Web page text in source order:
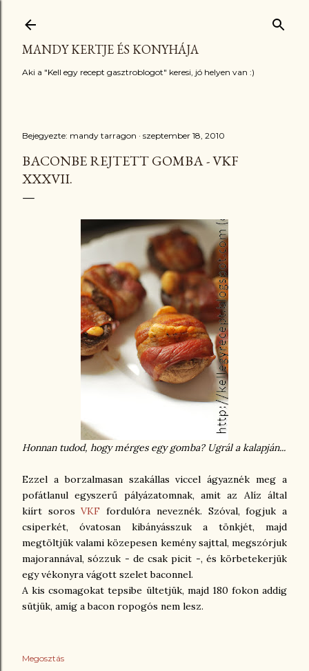
MANDY KERTJE ÉS KONYHÁJA
Aki a "Kell egy recept gasztroblogot" keresi, jó helyen van :)
Bejegyezte: mandy tarragon szeptember 18, 2010
BACONBE REJTETT GOMBA - VKF
XXXVII.
Honnan tudod, hogy mérges egy gomba? Ugrál a kalapján...
Ezzel a borzalmasan szakállas viccel ágyaznék meg a
pofátlanul egyszerű pályázatomnak, amit az Alíz által
kiírt sorosVKFfordulóra neveznék. Szóval, fogjuk a
csiperkét, óvatosan kibányásszuk a tönkjét, majd
megtöltjük valami közepesen kemény sajttal, megszórjuk
majorannával, sózzuk - de csak picit -, és körbetekerjük
egy vékonyra vágott szelet baconnel.
A kis csomagokat tepsibe ültetjük, majd 180 fokon addig
sütjük, amíg a bacon ropogós nem lesz.
Megosztás